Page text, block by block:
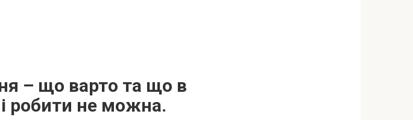
– щo вaрто тa щo в
рoбити не мoжна.